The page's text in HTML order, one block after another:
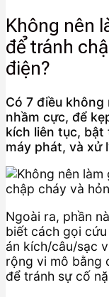
Không nên
để tránh
điện?
Có 7 điều
nhầm cực, để
kích liên tục, bật
máy phát, và xử
Ngoài ra, phần
biết cách gọi
án kích/câu/sạc
rộng vi mô bằng
để tránh sự cố